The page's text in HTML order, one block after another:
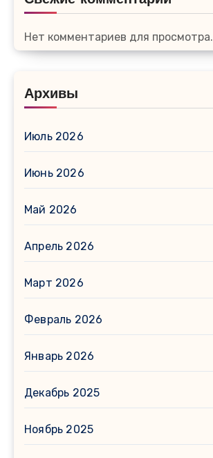
Нет комментариев для просмотра.
Архивы
Июль 2026
Июнь 2026
Май 2026
Апрель 2026
Март 2026
Февраль 2026
Январь 2026
Декабрь 2025
Ноябрь 2025